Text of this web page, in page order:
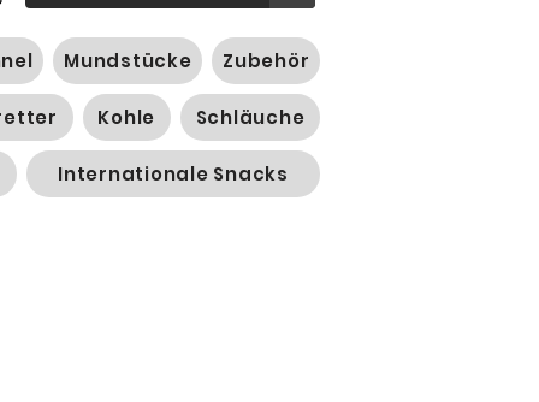
Mundstücke Zubehör
Kohle Schläuche
Internationale Snacks